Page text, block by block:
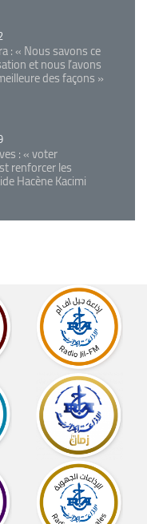
: « Nous savons ce
et nous l’avons
des façons »
: « voter
renforcer les
Hacène Kacimi